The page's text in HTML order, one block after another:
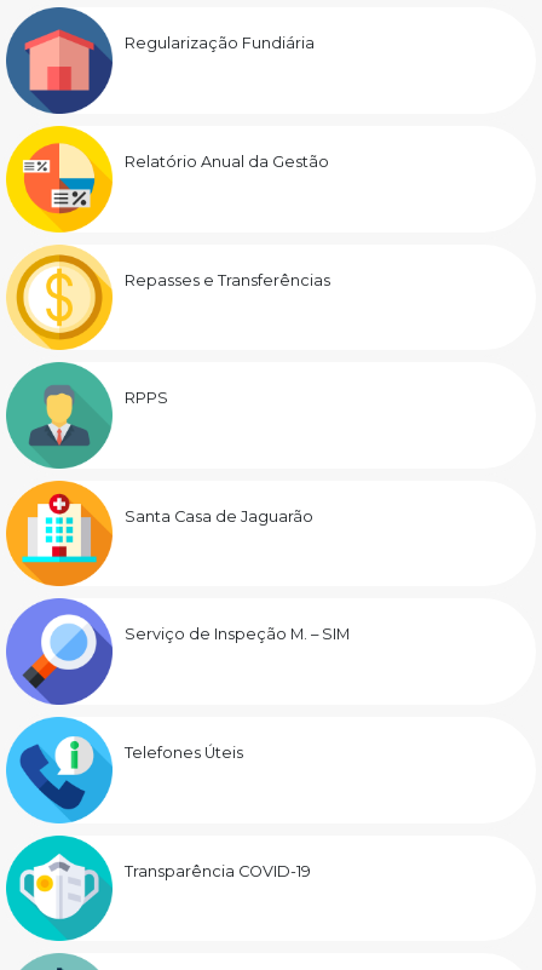
Regularização Fundiária
Relatório Anual da Gestão
Repasses e Transferências
RPPS
Santa Casa de Jaguarão
Serviço de Inspeção M. – SIM
Telefones Úteis
Transparência COVID-19